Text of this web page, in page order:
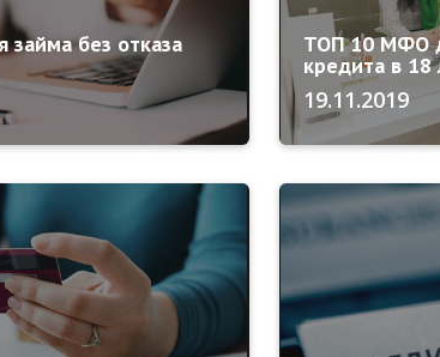
займа без отказа ТОП 10 МФО
кредита в 18
19.11.2019